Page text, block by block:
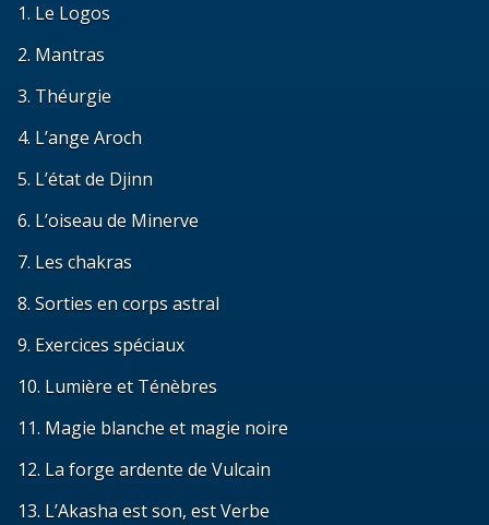
1. Le Logos
2. Mantras
3. Théurgie
4. L’ange Aroch
5. L’état de Djinn
6. L’oiseau de Minerve
7. Les chakras
8. Sorties en corps astral
9. Exercices spéciaux
10. Lumière et Ténèbres
11. Magie blanche et magie noire
12. La forge ardente de Vulcain
13. L’Akasha est son, est Verbe